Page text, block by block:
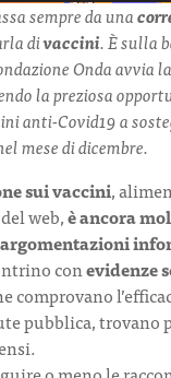
sempre da una
divaccini. È sulla
Onda avvia
la preziosa
anti-Covid19 a
mese di dicembre.
sui vaccini,
web,è ancora
argomentazioni
conevidenze
comprovano
pubblica, trovano